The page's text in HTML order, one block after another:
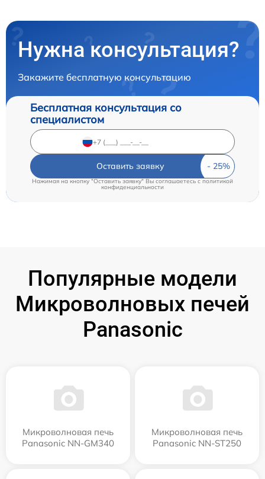
Нужна консультация?
Закажите бесплатную консультацию
Бесплатная консультация со
специалистом
Оставить заявку
Нажимая на кнопку "Оставить заявку" Вы соглашаетесь cполитикой
конфиденциальности
Популярные модели
Микроволновых печей
Panasonic
Микроволновая печь
Panasonic NN-GM340
Микроволновая печь
Panasonic NN-ST250